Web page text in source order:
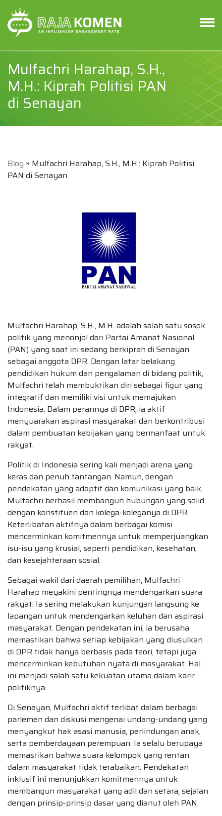
Mulfachri Harahap, S.H.,
M.H.: Kiprah Politisi PAN
di Senayan
Blog » Mulfachri Harahap, S.H., M.H.: Kiprah Politisi
PAN di Senayan
Mulfachri Harahap, S.H., M.H. adalah salah satu sosok
politik yang menonjol dari Partai Amanat Nasional
(PAN) yang saat ini sedang berkiprah di Senayan
sebagai anggota DPR. Dengan latar belakang
pendidikan hukum dan pengalaman di bidang politik,
Mulfachri telah membuktikan diri sebagai figur yang
integratif dan memiliki visi untuk memajukan
Indonesia. Dalam perannya di DPR, ia aktif
menyuarakan aspirasi masyarakat dan berkontribusi
dalam pembuatan kebijakan yang bermanfaat untuk
rakyat.
Politik di Indonesia sering kali menjadi arena yang
keras dan penuh tantangan. Namun, dengan
pendekatan yang adaptif dan komunikasi yang baik,
Mulfachri berhasil membangun hubungan yang solid
dengan konstituen dan kolega-koleganya di DPR.
Keterlibatan aktifnya dalam berbagai komisi
mencerminkan komitmennya untuk memperjuangkan
isu-isu yang krusial, seperti pendidikan, kesehatan,
dan kesejahteraan sosial.
Sebagai wakil dari daerah pemilihan, Mulfachri
Harahap meyakini pentingnya mendengarkan suara
rakyat. Ia sering melakukan kunjungan langsung ke
lapangan untuk mendengarkan keluhan dan aspirasi
masyarakat. Dengan pendekatan ini, ia berusaha
memastikan bahwa setiap kebijakan yang diusulkan
di DPR tidak hanya berbasis pada teori, tetapi juga
mencerminkan kebutuhan nyata di masyarakat. Hal
ini menjadi salah satu kekuatan utama dalam karir
politiknya.
Di Senayan, Mulfachri aktif terlibat dalam berbagai
parlemen dan diskusi mengenai undang-undang yang
menyangkut hak asasi manusia, perlindungan anak,
serta pemberdayaan perempuan. Ia selalu berupaya
memastikan bahwa suara kelompok yang rentan
dalam masyarakat tidak terabaikan. Pendekatan
inklusif ini menunjukkan komitmennya untuk
membangun masyarakat yang adil dan setara, sejalan
dengan prinsip-prinsip dasar yang dianut oleh PAN.